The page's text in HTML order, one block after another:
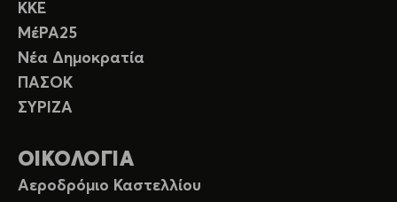
ΚΚΕ
ΜέΡΑ25
Νέα Δημοκρατία
ΠΑΣΟΚ
ΣΥΡΙΖΑ
ΟΙΚΟΛΟΓΙΑ
Αεροδρόμιο Καστελλίου